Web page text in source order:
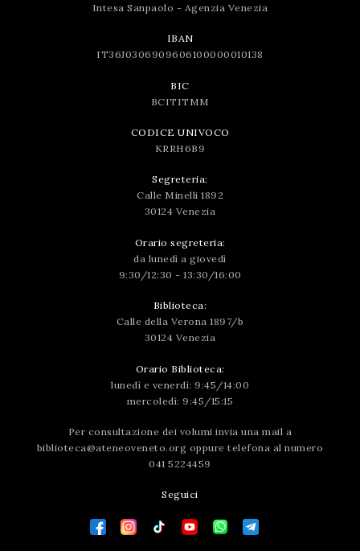
Intesa Sanpaolo - Agenzia Venezia
IBAN
IT36J0306909606100000010138
BIC
BCITITMM
CODICE UNIVOCO
KRRH6B9
Segreteria:
Calle Minelli 1892
30124 Venezia
Orario segreteria:
da lunedì a giovedì
9:30/12:30 - 13:30/16:00
Biblioteca:
Calle della Verona 1897/b
30124 Venezia
Orario Biblioteca:
lunedì e venerdì: 9:45/14:00
mercoledì: 9:45/15:15
Per consultazione dei volumi invia una mail a
biblioteca@ateneoveneto.org oppure telefona al numero
041 5224459
Seguici